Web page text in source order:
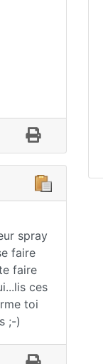
spray
faire
faire
ces
toi
;-)